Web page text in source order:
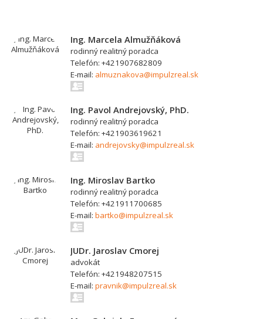
Ing. Marcela Almužňáková
rodinný realitný poradca
Telefón: +421907682809
E-mail: almuznakova@impulzreal.sk
Ing. Pavol Andrejovský, PhD.
rodinný realitný poradca
Telefón: +421903619621
E-mail: andrejovsky@impulzreal.sk
Ing. Miroslav Bartko
rodinný realitný poradca
Telefón: +421911700685
E-mail: bartko@impulzreal.sk
JUDr. Jaroslav Cmorej
advokát
Telefón: +421948207515
E-mail: pravnik@impulzreal.sk